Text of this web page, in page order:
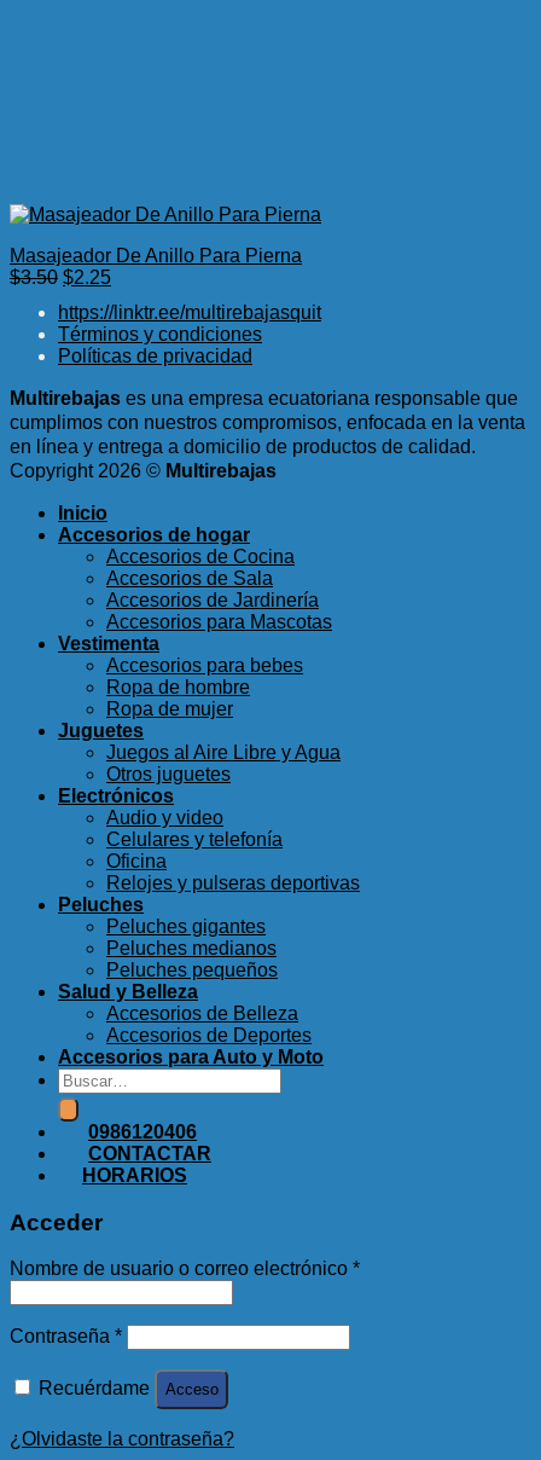
Masajeador De Anillo Para Pierna
$3.50 El
original
era:
$3.50.
$2.25El
actual
es:
$2.25.
https://linktr.ee/multirebajasquit
Términos y condiciones
Políticas de privacidad
Multirebajas es una empresa ecuatoriana responsable que
cumplimos con nuestros compromisos, enfocada en la venta
en línea y entrega a domicilio de productos de calidad.
Copyright 2026 © Multirebajas
Inicio
Accesorios de hogar
Accesorios de Cocina
Accesorios de Sala
Accesorios de Jardinería
Accesorios para Mascotas
Vestimenta
Accesorios para bebes
Ropa de hombre
Ropa de mujer
Juguetes
Juegos al Aire Libre y Agua
Otros juguetes
Electrónicos
Audio y video
Celulares y telefonía
Oficina
Relojes y pulseras deportivas
Peluches
Peluches gigantes
Peluches medianos
Peluches pequeños
Salud y Belleza
Accesorios de Belleza
Accesorios de Deportes
Accesorios para Auto y Moto
Buscar
por:
0986120406
CONTACTAR
HORARIOS
Acceder
Nombre de usuario o correo electrónico *
Contraseña *
Recuérdame Acceso
¿Olvidaste la contraseña?